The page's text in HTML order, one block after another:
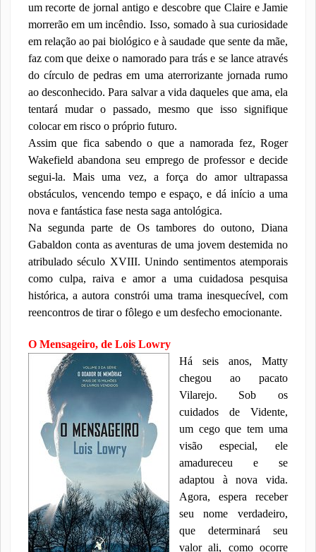
um recorte de jornal antigo e descobre que Claire e Jamie
morrerão em um incêndio. Isso, somado à sua curiosidade
em relação ao pai biológico e à saudade que sente da mãe,
faz com que deixe o namorado para trás e se lance através
do círculo de pedras em uma aterrorizante jornada rumo
ao desconhecido. Para salvar a vida daqueles que ama, ela
tentará mudar o passado, mesmo que isso signifique
colocar em risco o próprio futuro.
Assim que fica sabendo o que a namorada fez, Roger
Wakefield abandona seu emprego de professor e decide
segui-la. Mais uma vez, a força do amor ultrapassa
obstáculos, vencendo tempo e espaço, e dá início a uma
nova e fantástica fase nesta saga antológica.
Na segunda parte de Os tambores do outono, Diana
Gabaldon conta as aventuras de uma jovem destemida no
atribulado século XVIII. Unindo sentimentos atemporais
como culpa, raiva e amor a uma cuidadosa pesquisa
histórica, a autora constrói uma trama inesquecível, com
reencontros de tirar o fôlego e um desfecho emocionante.
O Mensageiro, de Lois Lowry
Há seis anos, Matty
chegou ao pacato
Vilarejo. Sob os
cuidados de Vidente,
um cego que tem uma
visão especial, ele
amadureceu e se
adaptou à nova vida.
Agora, espera receber
seu nome verdadeiro,
que determinará seu
valor ali, como ocorre